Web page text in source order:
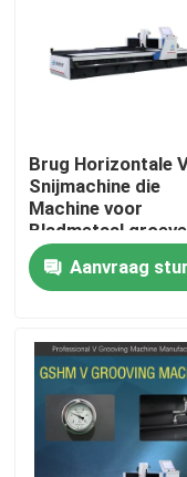
Producten
Hoge snelheid V
CNC V het
Bladmetaal die
V Groover-Machine
Brug Horizontale
Snijmachine die
Machine voor
Bladmetaal
Aanvraag